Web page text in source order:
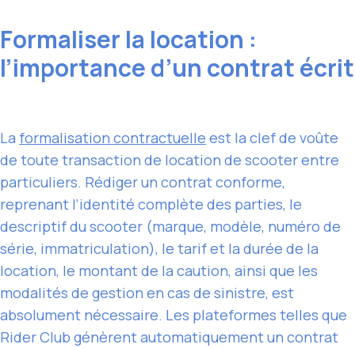
Formaliser la location :
l’importance d’un contrat écrit
La formalisation contractuelle est la clef de voûte
de toute transaction de location de scooter entre
particuliers. Rédiger un contrat conforme,
reprenant l’identité complète des parties, le
descriptif du scooter (marque, modèle, numéro de
série, immatriculation), le tarif et la durée de la
location, le montant de la caution, ainsi que les
modalités de gestion en cas de sinistre, est
absolument nécessaire. Les plateformes telles que
Rider Club génèrent automatiquement un contrat